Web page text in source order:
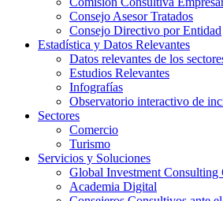
Consejo Asesor Tratados
Consejo Directivo por Entidad
Estadística y Datos Relevantes
Datos relevantes de los
Estudios Relevantes
Infografías
Observatorio interactivo de
Sectores
Comercio
Turismo
Servicios y Soluciones
Global Investment Consulting
Academia Digital